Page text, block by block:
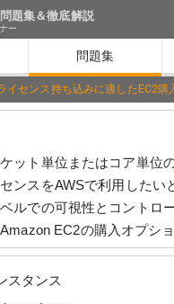
題集＆徹底解説
ー
問題集
イセンス持ち込みに適したEC2購
ット単位またはコア単位
ンスをAWSで利用したい
ルでの可視性とコントロ
EC2の購入オプシ
スタンス